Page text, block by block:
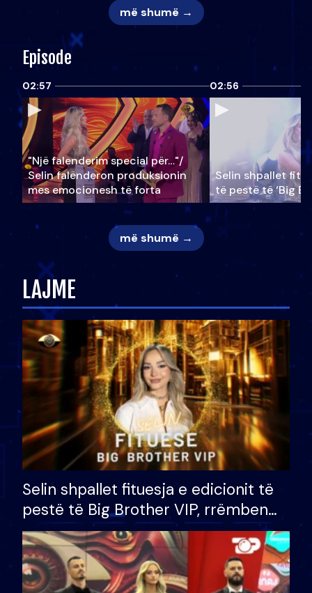
më shumë →
Episode
02:57
"Një falenderim special për…"/
Selin falënderon produksionin
mes emocionesh të forta
02:56
Selin shpallet
të pestë të ‘Big
më shumë →
LAJME
Selin shpallet fituesja e edicionit të
pestë të Big Brother VIP, rrëmben
çmimin e madh prej 100 mijë eurosh